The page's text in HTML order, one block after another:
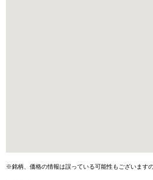
※銘柄、価格の情報は誤っている可能性もございます